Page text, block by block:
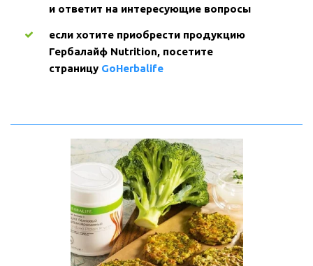
и ответит на интересующие вопросы
если хотите приобрести продукцию
Гербалайф Nutrition, посетите
страницу GoHerbalife